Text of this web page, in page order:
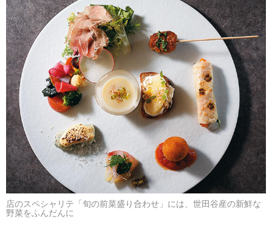
店のスペシャリテ「旬の前菜盛り合わせ」には、世田谷産の新鮮な
野菜をふんだんに